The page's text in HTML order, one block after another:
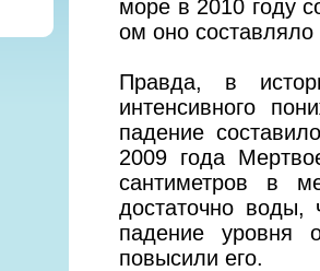
море в 2010 году
ом оно составляло
Правда, в
интенсивного
падение
2009 года
сантиметров в
достаточно
падение уровня
повысили его.